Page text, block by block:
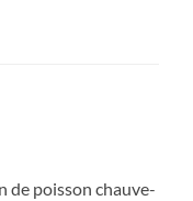
de poisson chauve-